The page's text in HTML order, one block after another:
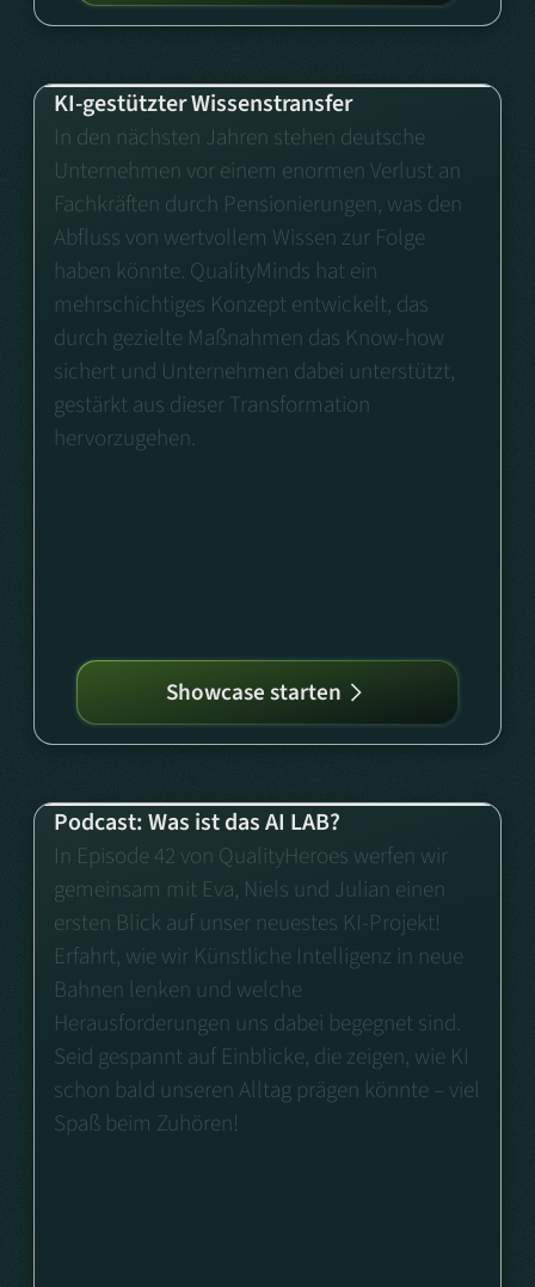
KI-gestützter Wissenstransfer
In den nächsten Jahren stehen deutsche
Unternehmen vor einem enormen Verlust an
Fachkräften durch Pensionierungen, was den
Abfluss von wertvollem Wissen zur Folge
haben könnte. QualityMinds hat ein
mehrschichtiges Konzept entwickelt, das
durch gezielte Maßnahmen das Know-how
sichert und Unternehmen dabei unterstützt,
gestärkt aus dieser Transformation
hervorzugehen.
Showcase starten
Podcast: Was ist das AI LAB?
In Episode 42 von QualityHeroes werfen wir
gemeinsam mit Eva, Niels und Julian einen
ersten Blick auf unser neuestes KI-Projekt!
Erfahrt, wie wir Künstliche Intelligenz in neue
Bahnen lenken und welche
Herausforderungen uns dabei begegnet sind.
Seid gespannt auf Einblicke, die zeigen, wie KI
schon bald unseren Alltag prägen könnte – viel
Spaß beim Zuhören!